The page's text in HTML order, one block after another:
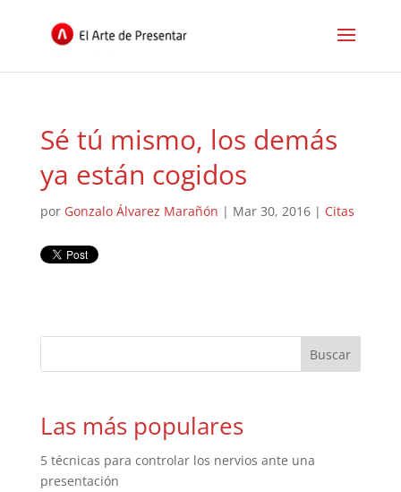
Sé tú mismo, los demás
ya están cogidos
por Gonzalo Álvarez Marañón | Mar 30, 2016| Citas
Las más populares
5 técnicas para controlar los nervios ante una
presentación